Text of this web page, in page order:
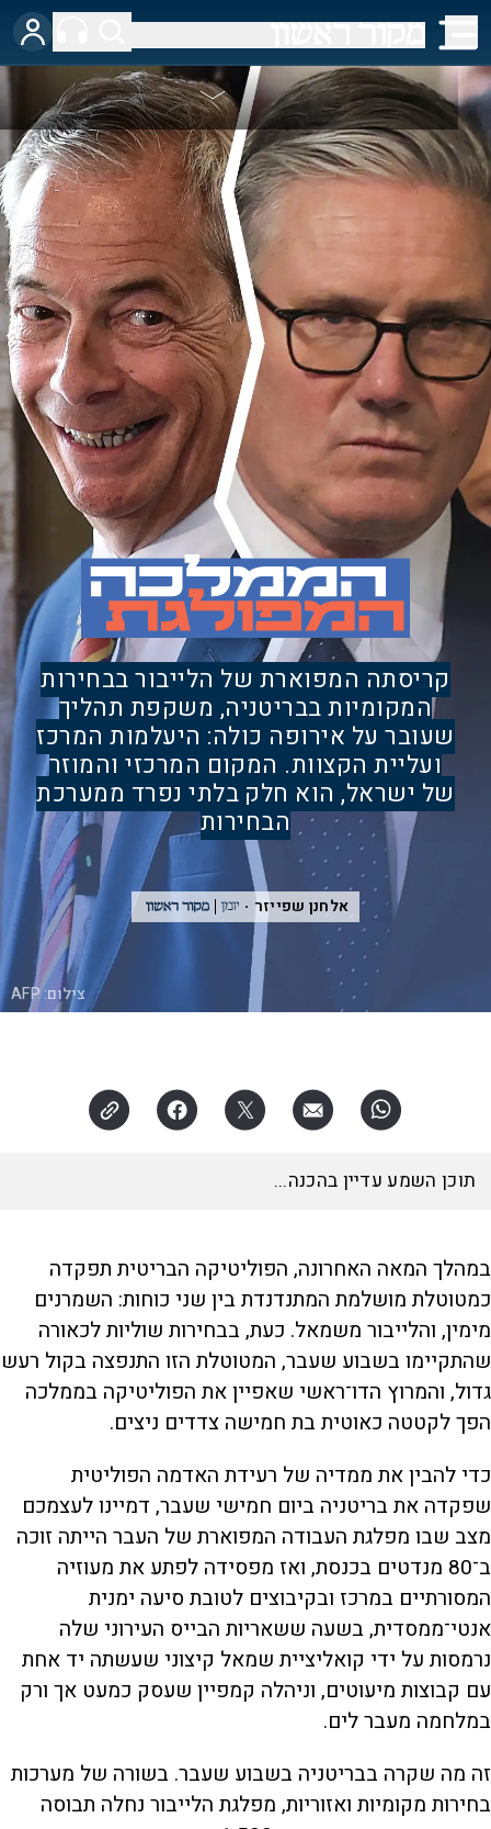
צילום:AFP
קריסתה המפוארת של הלייבור בבחירות
המקומיות בבריטניה, משקפת תהליך
שעובר על אירופה כולה: היעלמות המרכז
ועליית הקצוות. המקום המרכזי והמוזר
של ישראל, הוא חלק בלתי נפרד ממערכת
הבחירות
אלחנן שפייזר
במהלך המאה האחרונה, הפוליטיקה הבריטית תפקדה
כמטוטלת מושלמת המתנדנדת בין שני כוחות: השמרנים
מימין, והלייבור משמאל. כעת, בבחירות שוליות לכאורה
שהתקיימו בשבוע שעבר, המטוטלת הזו התנפצה בקול רעש
גדול, והמרוץ הדו־ראשי שאפיין את הפוליטיקה בממלכה
הפך לקטטה כאוטית בת חמישה צדדים ניצים.
כדי להבין את ממדיה של רעידת האדמה הפוליטית
שפקדה את בריטניה ביום חמישי שעבר, דמיינו לעצמכם
מצב שבו מפלגת העבודה המפוארת של העבר הייתה זוכה
ב־80 מנדטים בכנסת, ואז מפסידה לפתע את מעוזיה
המסורתיים במרכז ובקיבוצים לטובת סיעה ימנית
אנטי־ממסדית, בשעה ששאריות הבייס העירוני שלה
נרמסות על ידי קואליציית שמאל קיצוני שעשתה יד אחת
עם קבוצות מיעוטים, וניהלה קמפיין שעסק כמעט אך ורק
במלחמה מעבר לים.
זה מה שקרה בבריטניה בשבוע שעבר. בשורה של מערכות
בחירות מקומיות ואזוריות, מפלגת הלייבור נחלה תבוסה